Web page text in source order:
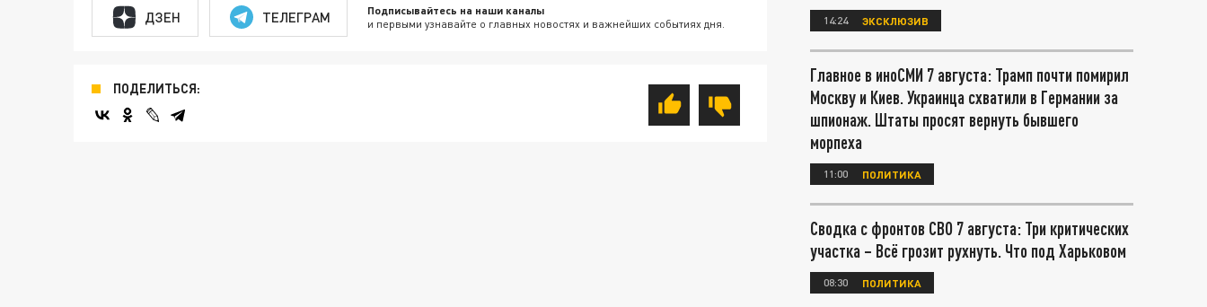
ДЗЕН ТЕЛЕГРАМ Подписывайтесь на наши каналы
и первыми узнавайте о главных новостях и важнейших событиях дня.
ПОДЕЛИТЬСЯ:
14:24 ЭКСКЛЮЗИВ
Главное в иноСМИ 7 августа: Трамп почти помирил
Москву и Киев. Украинца схватили в Германии за
шпионаж. Штаты просят вернуть бывшего
морпеха
11:00 ПОЛИТИКА
Сводка с фронтов СВО 7 августа: Три критических
участка – Всё грозит рухнуть. Что под Харьковом
08:30 ПОЛИТИКА